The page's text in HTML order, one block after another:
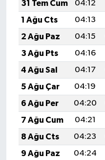
31 Tem Cum
04:12
1 Ağu Cts
04:13
2 Ağu Paz
04:15
3 Ağu Pts
04:16
4 Ağu Sal
04:17
5 Ağu Çar
04:19
6 Ağu Per
04:20
7 Ağu Cum
04:21
8 Ağu Cts
04:23
9 Ağu Paz
04:24
Genel
Politika
YEREL
BÖLGEDEN
BİLİM TEKNOLOJİ
ASAYİŞ